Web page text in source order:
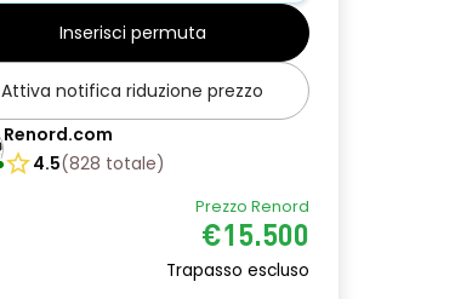
Inserisci permuta
Attiva notifica riduzione prezzo
Renord.com
4.5(828 totale)
Prezzo Renord
€15.500
Trapasso escluso